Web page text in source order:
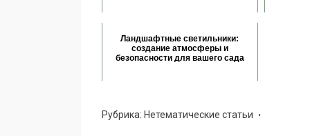
Ландшафтные светильники:
создание атмосферы и
безопасности для вашего сада
Рубрика: Нетематические статьи